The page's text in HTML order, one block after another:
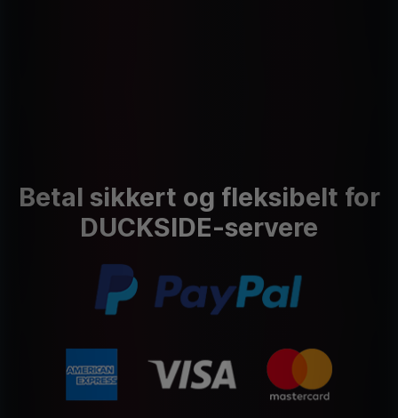
Betal sikkert og fleksibelt for
DUCKSIDE-servere